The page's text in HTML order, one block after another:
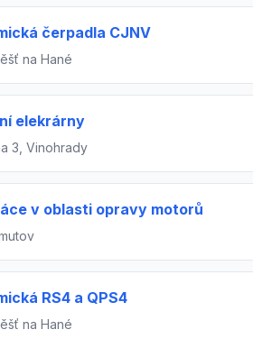
čerpadla CJNV
na Hané
elekrárny
3, Vinohrady
v oblasti opravy motorů
RS4 a QPS4
na Hané